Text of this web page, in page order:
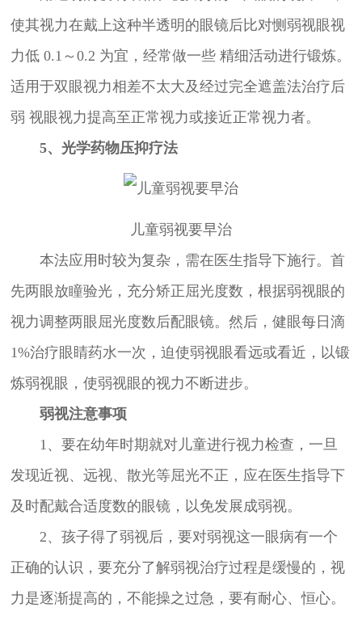
使其视力在戴上这种半透明的眼镜后比对恻弱视眼视
力低 0.1～0.2 为宜，经常做一些 精细活动进行锻炼。
适用于双眼视力相差不太大及经过完全遮盖法治疗后
弱 视眼视力提高至正常视力或接近正常视力者。
5、光学药物压抑疗法
儿童弱视要早治
本法应用时较为复杂，需在医生指导下施行。首
先两眼放瞳验光，充分矫正屈光度数，根据弱视眼的
视力调整两眼屈光度数后配眼镜。然后，健眼每日滴
1%治疗眼睛药水一次，迫使弱视眼看远或看近，以锻
炼弱视眼，使弱视眼的视力不断进步。
弱视注意事项
1、要在幼年时期就对儿童进行视力检查，一旦
发现近视、远视、散光等屈光不正，应在医生指导下
及时配戴合适度数的眼镜，以免发展成弱视。
2、孩子得了弱视后，要对弱视这一眼病有一个
正确的认识，要充分了解弱视治疗过程是缓慢的，视
力是逐渐提高的，不能操之过急，要有耐心、恒心。